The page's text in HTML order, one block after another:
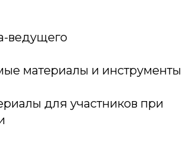
ведущего
материалы и инструменты
для участников при